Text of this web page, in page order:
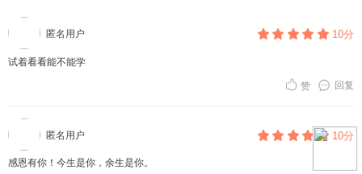
匿名用户 10分
试着看看能不能学
回复
赞
匿名用户 10分
感恩有你！今生是你，余生是你。